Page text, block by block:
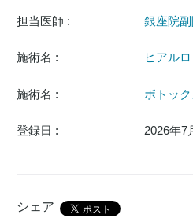
担当医師 : 銀座院
施術名 : ヒアル
施術名 : ボトッ
登録日 : 2026年7
シェア